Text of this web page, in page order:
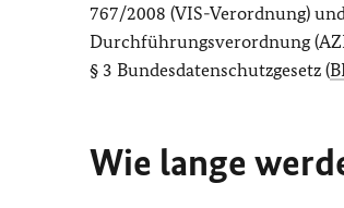
767/2008 (VIS-Verordnung)
Durchführungsverordnung
§ 3 Bundesdatenschutzgesetz (
Wie lange